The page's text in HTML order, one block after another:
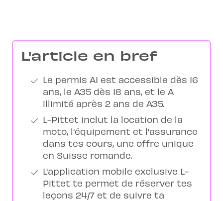
L'article en bref
Le permis A1 est accessible dès 16
ans, le A35 dès 18 ans, et le A
illimité après 2 ans de A35.
L-Pittet inclut la location de la
moto, l'équipement et l'assurance
dans tes cours, une offre unique
en Suisse romande.
L'application mobile exclusive L-
Pittet te permet de réserver tes
leçons 24/7 et de suivre ta